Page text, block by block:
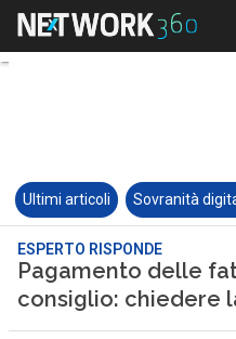
Ultimi articoli Sovranità
ESPERTO RISPONDE
Pagamento delle
consiglio: chiedere